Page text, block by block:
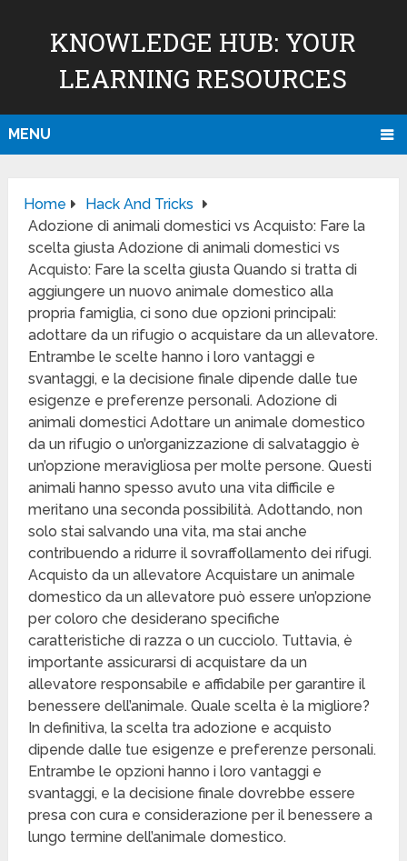
KNOWLEDGE HUB: YOUR
LEARNING RESOURCES
MENU
Home
Hack And Tricks
Adozione di animali domestici vs Acquisto: Fare la
scelta giusta Adozione di animali domestici vs
Acquisto: Fare la scelta giusta Quando si tratta di
aggiungere un nuovo animale domestico alla
propria famiglia, ci sono due opzioni principali:
adottare da un rifugio o acquistare da un allevatore.
Entrambe le scelte hanno i loro vantaggi e
svantaggi, e la decisione finale dipende dalle tue
esigenze e preferenze personali. Adozione di
animali domestici Adottare un animale domestico
da un rifugio o un’organizzazione di salvataggio è
un’opzione meravigliosa per molte persone. Questi
animali hanno spesso avuto una vita difficile e
meritano una seconda possibilità. Adottando, non
solo stai salvando una vita, ma stai anche
contribuendo a ridurre il sovraffollamento dei rifugi.
Acquisto da un allevatore Acquistare un animale
domestico da un allevatore può essere un’opzione
per coloro che desiderano specifiche
caratteristiche di razza o un cucciolo. Tuttavia, è
importante assicurarsi di acquistare da un
allevatore responsabile e affidabile per garantire il
benessere dell’animale. Quale scelta è la migliore?
In definitiva, la scelta tra adozione e acquisto
dipende dalle tue esigenze e preferenze personali.
Entrambe le opzioni hanno i loro vantaggi e
svantaggi, e la decisione finale dovrebbe essere
presa con cura e considerazione per il benessere a
lungo termine dell’animale domestico.